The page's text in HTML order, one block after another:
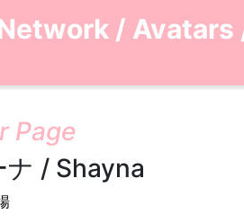
/ Avatars
Page
ナ / Shayna